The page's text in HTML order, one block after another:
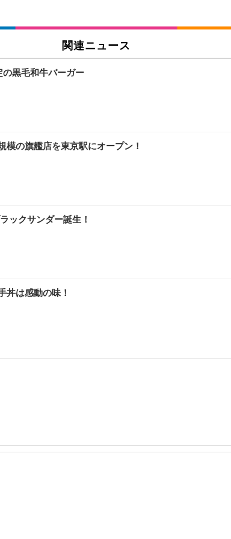
関連ニュース
の黒毛和牛バーガー
模の旗艦店を東京駅にオープン！
ックサンダー誕生！
丼は感動の味！